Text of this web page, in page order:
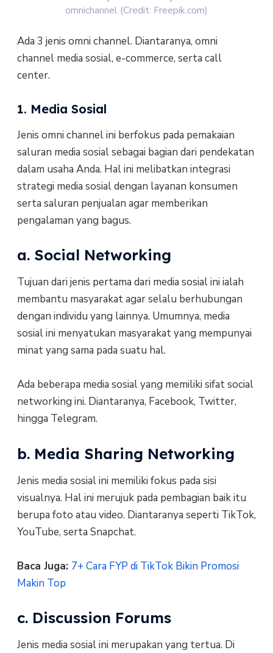
omnichannel (Credit: Freepik.com)
Ada 3 jenis omni channel. Diantaranya, omni
channel media sosial, e-commerce, serta call
center.
1. Media Sosial
Jenis omni channel ini berfokus pada pemakaian
saluran media sosial sebagai bagian dari pendekatan
dalam usaha Anda. Hal ini melibatkan integrasi
strategi media sosial dengan layanan konsumen
serta saluran penjualan agar memberikan
pengalaman yang bagus.
a. Social Networking
Tujuan dari jenis pertama dari media sosial ini ialah
membantu masyarakat agar selalu berhubungan
dengan individu yang lainnya. Umumnya, media
sosial ini menyatukan masyarakat yang mempunyai
minat yang sama pada suatu hal.
Ada beberapa media sosial yang memiliki sifat social
networking ini. Diantaranya, Facebook, Twitter,
hingga Telegram.
b. Media Sharing Networking
Jenis media sosial ini memiliki fokus pada sisi
visualnya. Hal ini merujuk pada pembagian baik itu
berupa foto atau video. Diantaranya seperti TikTok,
YouTube, serta Snapchat.
Baca Juga: 7+ Cara FYP di TikTok Bikin Promosi
Makin Top
c. Discussion Forums
Jenis media sosial ini merupakan yang tertua. Di